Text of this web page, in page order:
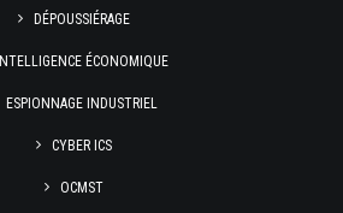
DÉPOUSSIÉRAGE
INTELLIGENCE ÉCONOMIQUE
ESPIONNAGE INDUSTRIEL
CYBER ICS
OCMST